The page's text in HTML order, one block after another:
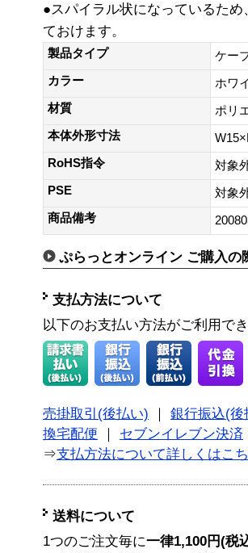
●スパイラル状になっているた
ておけます。
製品タイプ
ケー
カラー
ホワ
材質
ポリ
本体外形寸法
RoHS指令
対象
PSE
対象
商品備考
ぷらっとオンライン ご購入の
支払方法について
以下のお支払い方法がご利用で
売掛取引(後払い)
銀行振込(後
換宅配便
セブンイレブン決済
⇒支払方法について詳しくはこ
送料について
1つのご注文毎に一律1,100円(税